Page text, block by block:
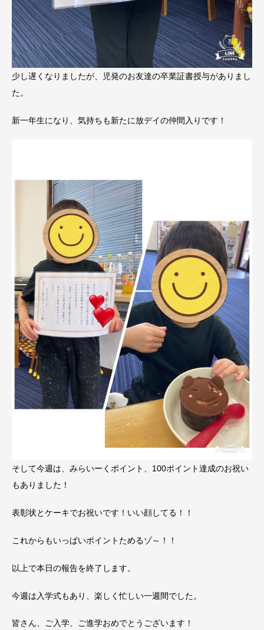
少し遅くなりましたが、児発のお友達の卒業証書授与がありまし
た。
新一年生になり、気持ちも新たに放デイの仲間入りです！
そして今週は、みらいーくポイント、100ポイント達成のお祝い
もありました！
表彰状とケーキでお祝いです！いい顔してる！！
これからもいっぱいポイントためるゾ～！！
以上で本日の報告を終了します。
今週は入学式もあり、楽しく忙しい一週間でした。
皆さん、ご入学、ご進学おめでとうございます！